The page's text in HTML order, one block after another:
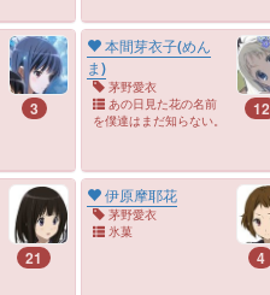
3
本間芽衣子(めん
ま)
茅野愛衣
あの日見た花の名前
を僕達はまだ知らない。
12
21
伊原摩耶花
茅野愛衣
氷菓
4